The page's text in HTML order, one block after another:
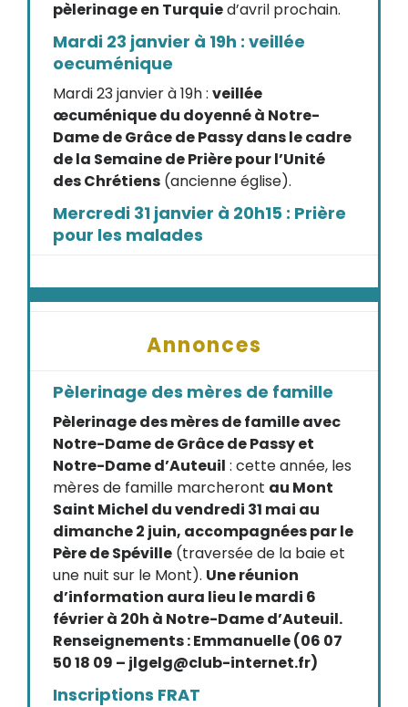
pèlerinage en Turquied’avril prochain.
Mardi 23 janvier à 19h : veillée
oecuménique
Mardi 23 janvier à 19h : veillée
œcuménique du doyenné à Notre-
Dame de Grâce de Passy dans le cadre
de la Semaine de Prière pour l’Unité
des Chrétiens (ancienne église).
Mercredi 31 janvier à 20h15 : Prière
pour les malades
Annonces
Pèlerinage des mères de famille
Pèlerinage des mères de famille avec
Notre-Dame de Grâce de Passy et
Notre-Dame d’Auteuil : cette année, les
mères de famille marcheront au Mont
Saint Michel du vendredi 31 mai au
dimanche 2 juin, accompagnées par le
Père de Spéville (traversée de la baie et
une nuit sur le Mont). Une réunion
d’information aura lieu le mardi 6
février à 20h à Notre-Dame d’Auteuil.
Renseignements : Emmanuelle (06 07
50 18 09 – jlgelg@club-internet.fr)
Inscriptions FRAT